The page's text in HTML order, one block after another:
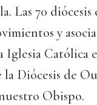
Las 70 diócesis
y
Católica
Diócesis de
Obispo.